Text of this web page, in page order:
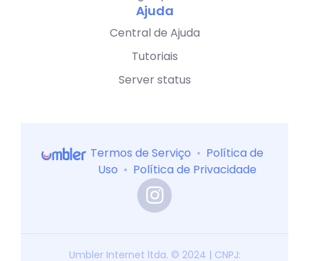
Ajuda
Central de Ajuda
Tutoriais
Server status
Termos de Serviço • Política de
Uso • Política de Privacidade
Umbler Internet ltda. © 2024 | CNPJ: